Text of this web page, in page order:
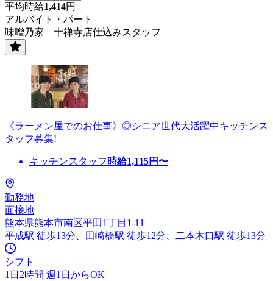
平均時給1,414円
アルバイト・パート
味噌乃家 十禅寺店仕込みスタッフ
《ラーメン屋でのお仕事》◎シニア世代大活躍中キッチンス
タッフ募集!
キッチンスタッフ 時給1,115円〜
勤務地
面接地
熊本県熊本市南区平田1丁目1-11
平成駅 徒歩13分、田崎橋駅 徒歩12分、二本木口駅 徒歩13分
シフト
1日2時間 週1日からOK